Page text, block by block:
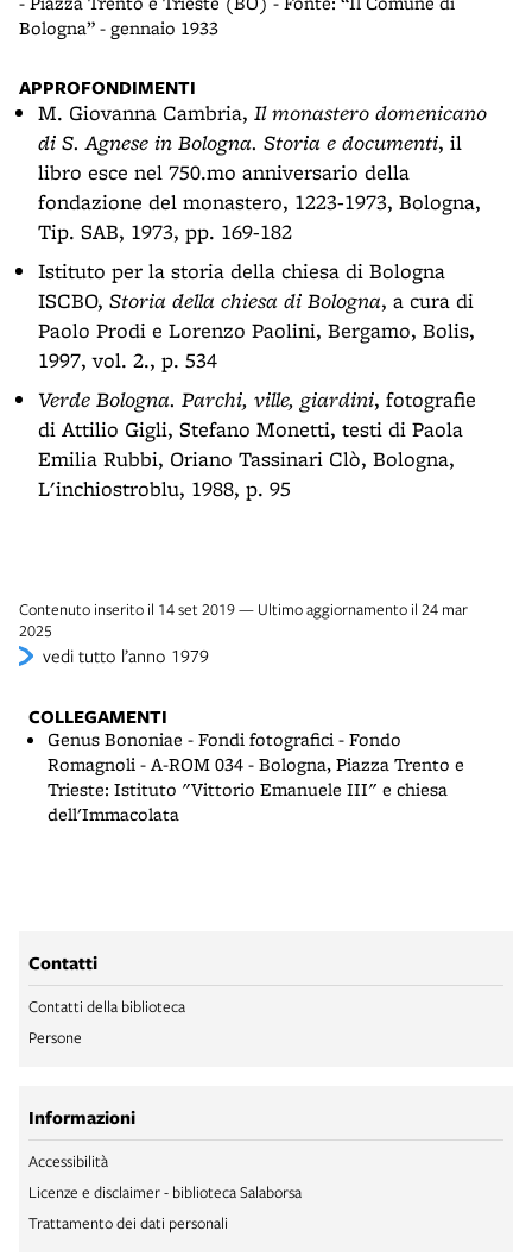
Bologna” - gennaio 1933
APPROFONDIMENTI
M. Giovanna Cambria, Il monastero domenicano
di S. Agnese in Bologna. Storia e documenti, il
libro esce nel 750.mo anniversario della
fondazione del monastero, 1223-1973, Bologna,
Tip. SAB, 1973, pp. 169-182
Istituto per la storia della chiesa di Bologna
ISCBO, Storia della chiesa di Bologna, a cura di
Paolo Prodi e Lorenzo Paolini, Bergamo, Bolis,
1997, vol. 2., p. 534
Verde Bologna. Parchi, ville, giardini, fotografie
di Attilio Gigli, Stefano Monetti, testi di Paola
Emilia Rubbi, Oriano Tassinari Clò, Bologna,
L'inchiostroblu, 1988, p. 95
Contenuto inserito il 14 set 2019 — Ultimo aggiornamento il 24 mar
2025
vedi tutto l’anno 1979
COLLEGAMENTI
Genus Bononiae - Fondi fotografici - Fondo
Romagnoli - A-ROM 034 - Bologna, Piazza Trento e
Trieste: Istituto "Vittorio Emanuele III" e chiesa
dell'Immacolata
Contatti
Contatti della biblioteca
Persone
Informazioni
Accessibilità
Licenze e disclaimer - biblioteca Salaborsa
Trattamento dei dati personali